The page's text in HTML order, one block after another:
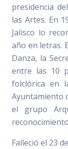
presidencia
las Artes. En
Jalisco lo
año en letras.
Danza, la
entre las 10
folclórica en
Ayuntamiento
el grupo
Falleció el 23